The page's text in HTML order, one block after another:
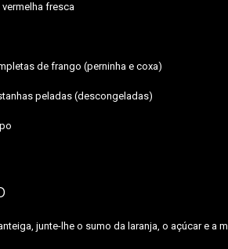
vermelha fresca
de frango (perninha e coxa)
peladas (descongeladas)
junte-lhe o sumo da laranja, o açúcar e